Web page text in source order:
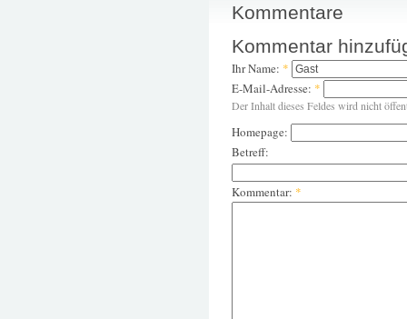
Kommentare
Kommentar
Ihr Name: *
E-Mail-Adresse: *
Der Inhalt dieses Feldes wird nicht
Homepage:
Betreff:
Kommentar: *